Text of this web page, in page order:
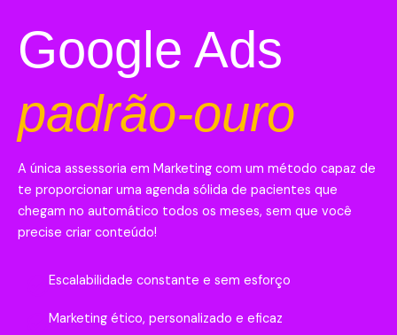
Google Ads
padrão-ouro
A única assessoria em Marketing com um método capaz de
te proporcionar uma agenda sólida de pacientes que
chegam no automático todos os meses, sem que você
precise criar conteúdo!
Escalabilidade constante e sem esforço
Marketing ético, personalizado e eficaz